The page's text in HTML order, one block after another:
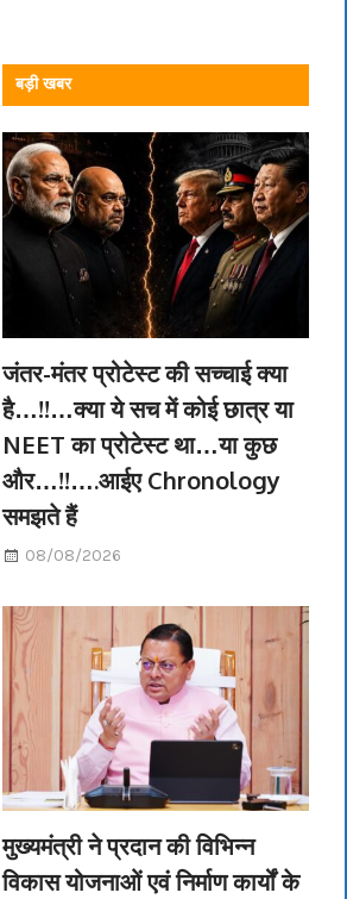
बड़ी खबर
जंतर-मंतर प्रोटेस्ट की सच्चाई क्या
है…!!…क्या ये सच में कोई छात्र या
NEET का प्रोटेस्ट था…या कुछ
और…!!….आईए Chronology
समझते हैं
08/08/2026
मुख्यमंत्री ने प्रदान की विभिन्न
विकास योजनाओं एवं निर्माण कार्यों के